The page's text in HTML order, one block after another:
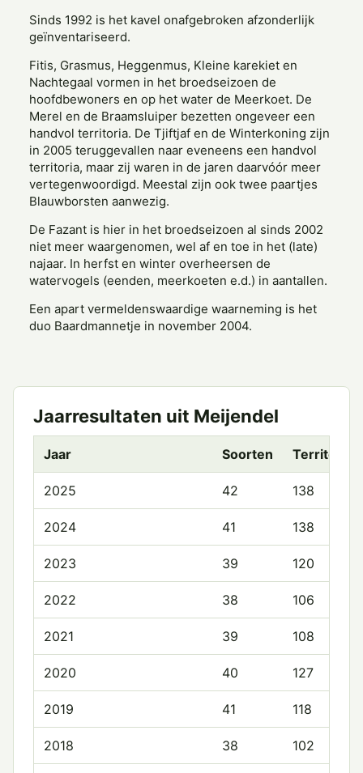
Sinds 1992 is het kavel onafgebroken afzonderlijk
geïnventariseerd.
Fitis, Grasmus, Heggenmus, Kleine karekiet en
Nachtegaal vormen in het broedseizoen de
hoofdbewoners en op het water de Meerkoet. De
Merel en de Braamsluiper bezetten ongeveer een
handvol territoria. De Tjiftjaf en de Winterkoning zijn
in 2005 teruggevallen naar eveneens een handvol
territoria, maar zij waren in de jaren daarvóór meer
vertegenwoordigd. Meestal zijn ook twee paartjes
Blauwborsten aanwezig.
De Fazant is hier in het broedseizoen al sinds 2002
niet meer waargenomen, wel af en toe in het (late)
najaar. In herfst en winter overheersen de
watervogels (eenden, meerkoeten e.d.) in aantallen.
Een apart vermeldenswaardige waarneming is het
duo Baardmannetje in november 2004.
Jaarresultaten uit Meijendel
Jaar Soorten Territoria
2025 42 138
2024 41 138
2023 39 120
2022 38 106
2021 39 108
2020 40 127
2019 41 118
2018 38 102